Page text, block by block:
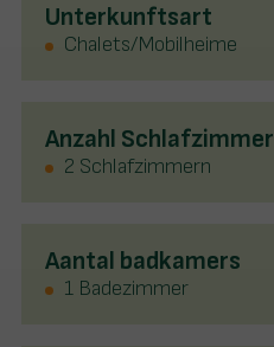
Unterkunftsart
Chalets/Mobilheime
Anzahl Schlafzimmer
2 Schlafzimmern
Aantal badkamers
1 Badezimmer